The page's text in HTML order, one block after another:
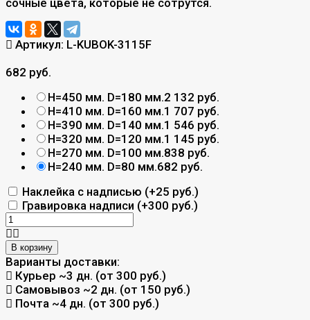
Артикул: L-KUBOK-3115F
682 руб.
H=450 мм. D=180 мм.2 132 руб.
H=410 мм. D=160 мм.1 707 руб.
H=390 мм. D=140 мм.1 546 руб.
H=320 мм. D=120 мм.1 145 руб.
H=270 мм. D=100 мм.838 руб.
H=240 мм. D=80 мм.682 руб.
Наклейка с надписью (+25 руб.)
Гравировка надписи (+300 руб.)
В корзину
Варианты доставки:
Курьер ~3 дн. (от 300 руб.)
Самовывоз ~2 дн. (от 150 руб.)
Почта ~4 дн. (от 300 руб.)